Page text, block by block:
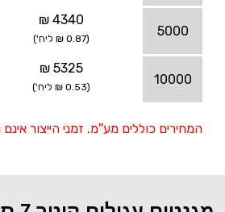
5000
4340 ₪
(0.87 ₪ ליח')
10000
5325 ₪
(0.53 ₪ ליח')
המחירים כוללים מע''מ. זמני הייצור